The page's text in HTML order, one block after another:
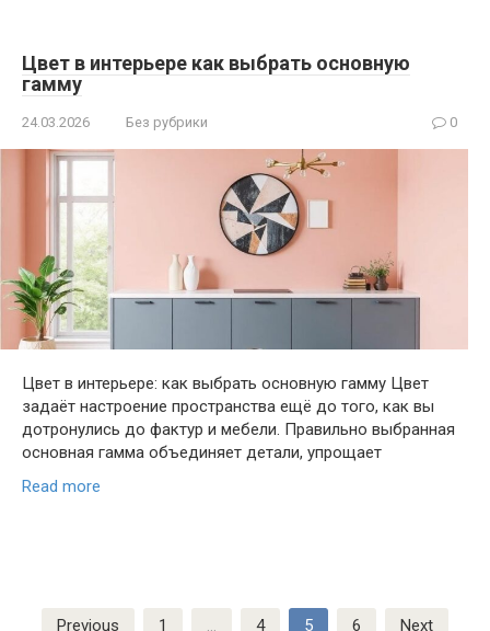
Цвет в интерьере как выбрать основную
гамму
24.03.2026 Без рубрики 0
Цвет в интерьере: как выбрать основную гамму Цвет
задаёт настроение пространства ещё до того, как вы
дотронулись до фактур и мебели. Правильно выбранная
основная гамма объединяет детали, упрощает
Read more
PostsPrevious 1 … 4 5 6 Next